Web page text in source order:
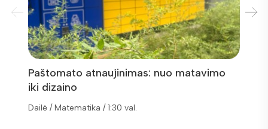
Paštomato atnaujinimas: nuo matavimo
iki dizaino
Dailė / Matematika / 1:30 val.